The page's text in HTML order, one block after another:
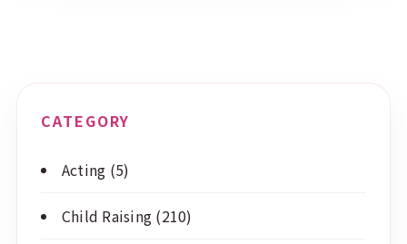
CATEGORY
Acting (5)
Child Raising (210)